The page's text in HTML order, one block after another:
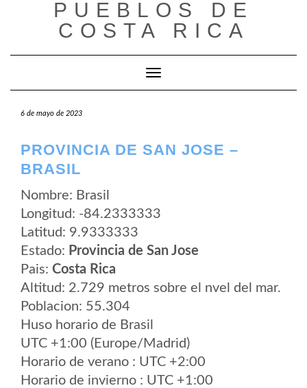
PUEBLOS DE
COSTA RICA
Cambiar modo de navegación
6 de mayo de 2023
PROVINCIA DE SAN JOSE –
BRASIL
Nombre: Brasil
Longitud: -84.2333333
Latitud: 9.9333333
Estado: Provincia de San Jose
Pais: Costa Rica
Altitud: 2.729 metros sobre el nvel del mar.
Poblacion: 55.304
Huso horario de Brasil
UTC +1:00 (Europe/Madrid)
Horario de verano : UTC +2:00
Horario de invierno : UTC +1:00